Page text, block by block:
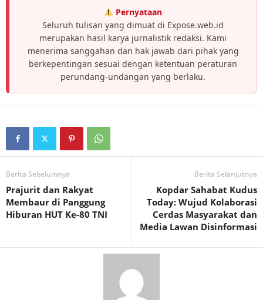
Pernyataan
Seluruh tulisan yang dimuat di Expose.web.id
merupakan hasil karya jurnalistik redaksi. Kami
menerima sanggahan dan hak jawab dari pihak yang
berkepentingan sesuai dengan ketentuan peraturan
perundang-undangan yang berlaku.
Berita Sebelumnya
Prajurit dan Rakyat
Membaur di Panggung
Hiburan HUT Ke-80 TNI
Berita Selanjutnya
Kopdar Sahabat Kudus
Today: Wujud Kolaborasi
Cerdas Masyarakat dan
Media Lawan Disinformasi